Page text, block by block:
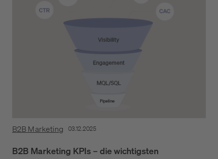
B2B Marketing 03.12.2025
B2B Marketing KPIs – die wichtigsten